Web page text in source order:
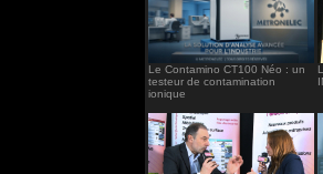
Le Contamino CT100 Néo : un
testeur de contamination
ionique